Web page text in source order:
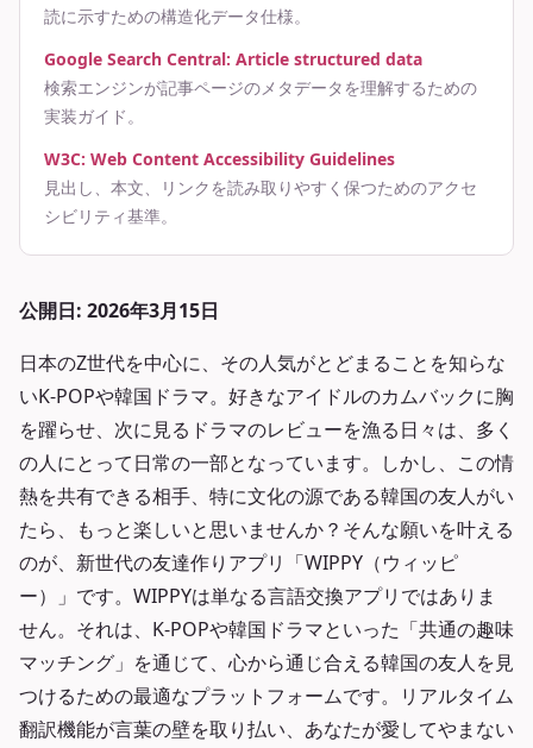
読に示すための構造化データ仕様。
Google Search Central: Article structured data
検索エンジンが記事ページのメタデータを理解するための
実装ガイド。
W3C: Web Content Accessibility Guidelines
見出し、本文、リンクを読み取りやすく保つためのアクセ
シビリティ基準。
公開日: 2026年3月15日
日本のZ世代を中心に、その人気がとどまることを知らな
いK-POPや韓国ドラマ。好きなアイドルのカムバックに胸
を躍らせ、次に見るドラマのレビューを漁る日々は、多く
の人にとって日常の一部となっています。しかし、この情
熱を共有できる相手、特に文化の源である韓国の友人がい
たら、もっと楽しいと思いませんか？そんな願いを叶える
のが、新世代の友達作りアプリ「WIPPY（ウィッピ
ー）」です。WIPPYは単なる言語交換アプリではありま
せん。それは、K-POPや韓国ドラマといった「共通の趣味
マッチング」を通じて、心から通じ合える韓国の友人を見
つけるための最適なプラットフォームです。リアルタイム
翻訳機能が言葉の壁を取り払い、あなたが愛してやまない